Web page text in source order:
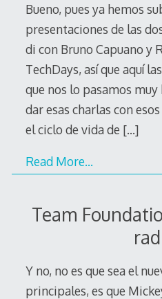
Bueno, pues ya hemos
presentaciones de las
di con Bruno Capuano y
TechDays, así que aquí
que nos lo pasamos
dar esas charlas con
el ciclo de vida de […]
Read More…
Team
Y no, no es que sea el
principales, es que